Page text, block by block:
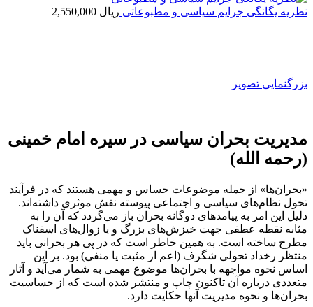
نظریه یگانگی جرایم سیاسی و مطبوعاتی ریال
بزرگنمایی تصویر
مدیریت بحران سیاسی در سیره امام خمینی
(رحمه الله)
«بحران‌ها» از جمله موضوعات حساس و مهمی هستند که در فرآیند
تحول نظام‌های سیاسی و اجتماعی پیوسته نقش موثری داشته‌اند.
دلیل این امر به پیامدهای دوگانه بحران باز می‌گردد که آن را به
مثابه نقطه عطفی جهت خیزش‌های بزرگ و یا زوال‌های اسفناک
مطرح ساخته است. به همین خاطر است که در پی هر بحرانی باید
منتظر رخداد تحولی شگرف (اعم از مثبت یا منفی) بود. بر این
اساس نحوه مواجهه با بحران‌ها موضوع مهمی به شمار می‌آید و آثار
متعددی درباره آن تاکنون چاپ و منتشر شده است که از حساسیت
بحران‌ها و نحوه مدیریت آنها حکایت دارد.